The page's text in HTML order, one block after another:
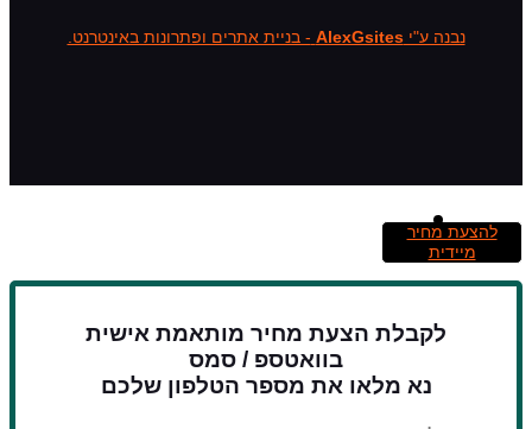
נבנה ע"יAlexGsites - בניית אתרים ופתרונות באינטרנט.
להצעת מחיר
מיידית
לקבלת הצעת מחיר מותאמת אישית
בוואטספ / סמס
נא מלאו את מספר הטלפון שלכם